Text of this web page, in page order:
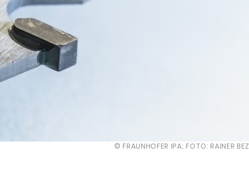
© FRAUNHOFER IPA; FOTO: RAINER BEZ